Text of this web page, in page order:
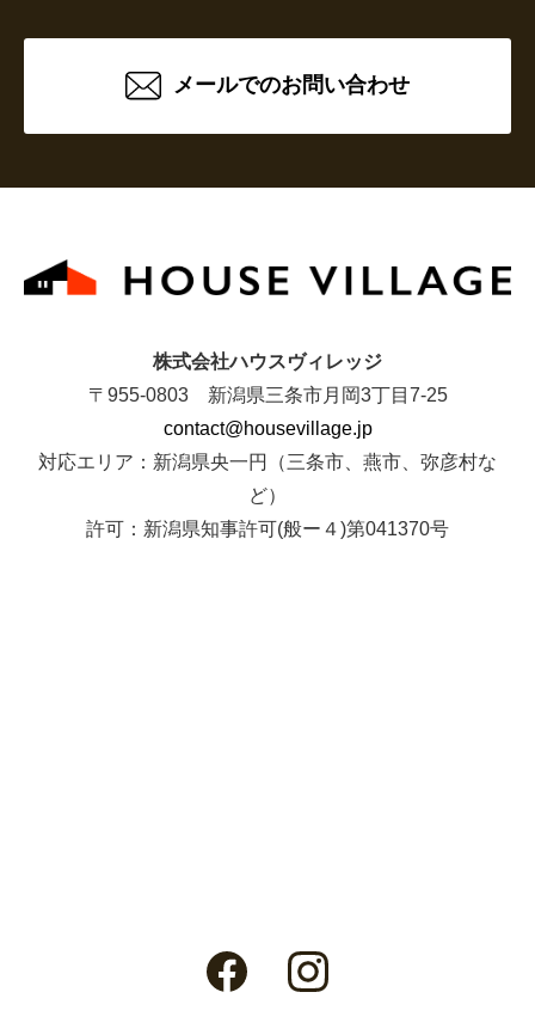
メールでのお問い合わせ
株式会社ハウスヴィレッジ
〒955-0803 新潟県三条市月岡3丁目7-25
contact@housevillage.jp
対応エリア：新潟県央一円（三条市、燕市、弥彦村な
ど）
許可：新潟県知事許可(般ー４)第041370号